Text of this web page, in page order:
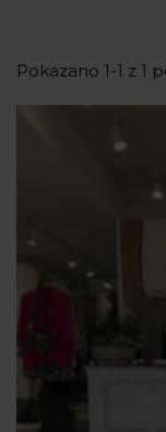
Pokazano 1-1 z 1